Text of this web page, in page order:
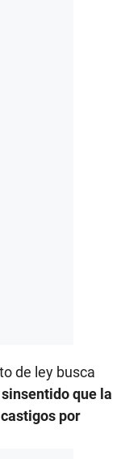
de ley busca
que la
por